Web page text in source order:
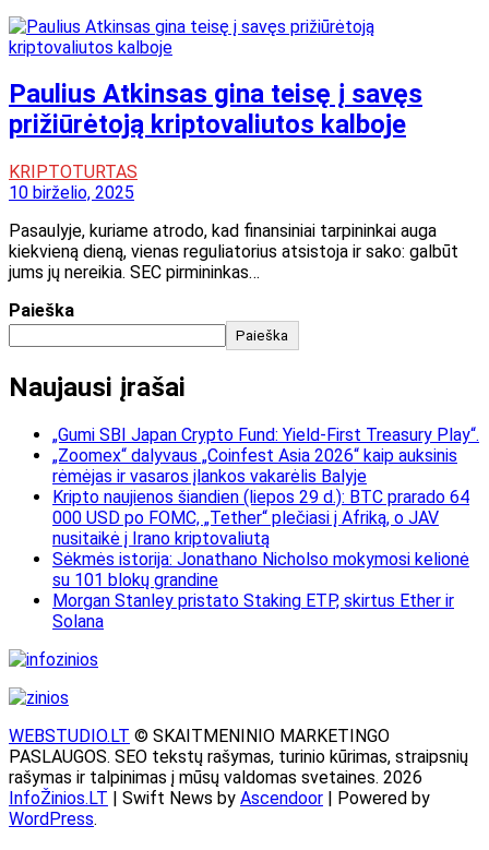
Paulius Atkinsas gina teisę į savęs
prižiūrėtoją kriptovaliutos kalboje
KRIPTOTURTAS
10 birželio, 2025
Pasaulyje, kuriame atrodo, kad finansiniai tarpininkai auga
kiekvieną dieną, vienas reguliatorius atsistoja ir sako: galbūt
jums jų nereikia. SEC pirmininkas…
Paieška
Paieška
Naujausi įrašai
„Gumi SBI Japan Crypto Fund: Yield-First Treasury Play“.
„Zoomex“ dalyvaus „Coinfest Asia 2026“ kaip auksinis
rėmėjas ir vasaros įlankos vakarėlis Balyje
Kripto naujienos šiandien (liepos 29 d.): BTC prarado 64
000 USD po FOMC, „Tether“ plečiasi į Afriką, o JAV
nusitaikė į Irano kriptovaliutą
Sėkmės istorija: Jonathano Nicholso mokymosi kelionė
su 101 blokų grandine
Morgan Stanley pristato Staking ETP, skirtus Ether ir
Solana
WEBSTUDIO.LT © SKAITMENINIO MARKETINGO
PASLAUGOS. SEO tekstų rašymas, turinio kūrimas, straipsnių
rašymas ir talpinimas į mūsų valdomas svetaines. 2026
InfoŽinios.LT | Swift News by Ascendoor | Powered by
WordPress.